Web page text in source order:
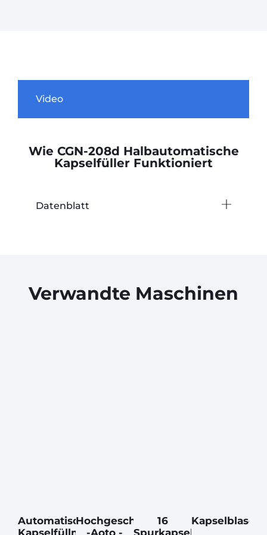
Video
Wie CGN-208d Halbautomatische
Kapselfüller Funktioniert
Datenblatt
Verwandte Maschinen
Automatische
Kapselfüllmaschine
Hochgeschwindigkeits
-Aoto -
16
Spurkapselzählmaschine